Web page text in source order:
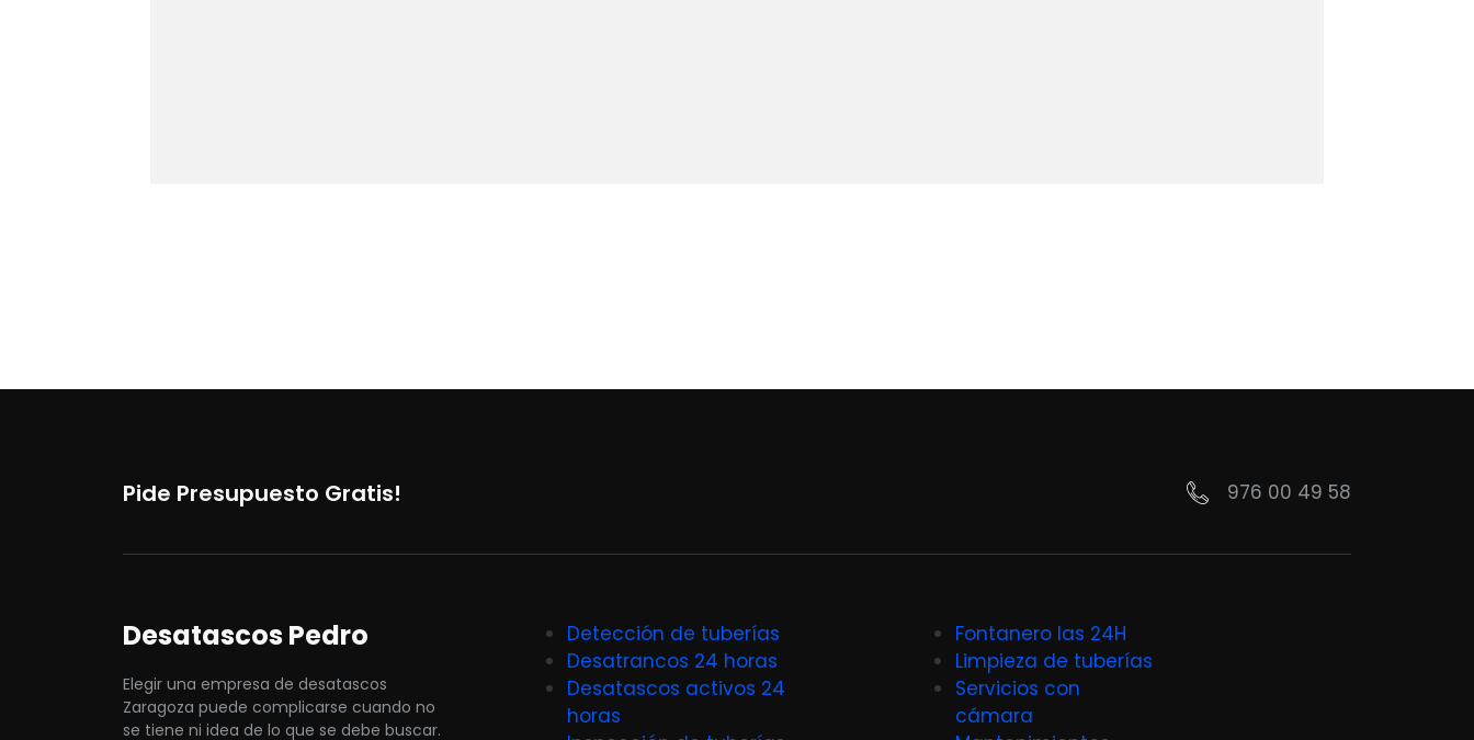
Pide Presupuesto Gratis! 976 00 49 58
Desatascos Pedro
Elegir una empresa de desatascos
Zaragoza puede complicarse cuando no
se tiene ni idea de lo que se debe buscar.
Detección de tuberías
Desatrancos 24 horas
Desatascos activos 24
horas
Fontanero las 24H
Limpieza de tuberías
Servicios con
cámara